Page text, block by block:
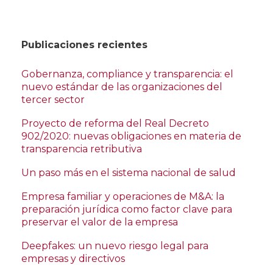
Publicaciones recientes
Gobernanza, compliance y transparencia: el
nuevo estándar de las organizaciones del
tercer sector
Proyecto de reforma del Real Decreto
902/2020: nuevas obligaciones en materia de
transparencia retributiva
Un paso más en el sistema nacional de salud
Empresa familiar y operaciones de M&A: la
preparación jurídica como factor clave para
preservar el valor de la empresa
Deepfakes: un nuevo riesgo legal para
empresas y directivos